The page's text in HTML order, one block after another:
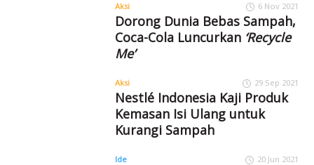
Aksi 6 Nov 2021
Dorong Dunia Bebas Sampah,
Coca-Cola Luncurkan ‘Recycle
Me’
Aksi 29 Sep 2021
Nestlé Indonesia Kaji Produk
Kemasan Isi Ulang untuk
Kurangi Sampah
Ide 20 Jun 2021